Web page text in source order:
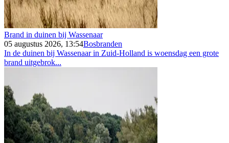
Brand in duinen bij Wassenaar
05 augustus 2026, 13:54Bosbranden
In de duinen bij Wassenaar in Zuid-Holland is woensdag een grote
brand uitgebrok...